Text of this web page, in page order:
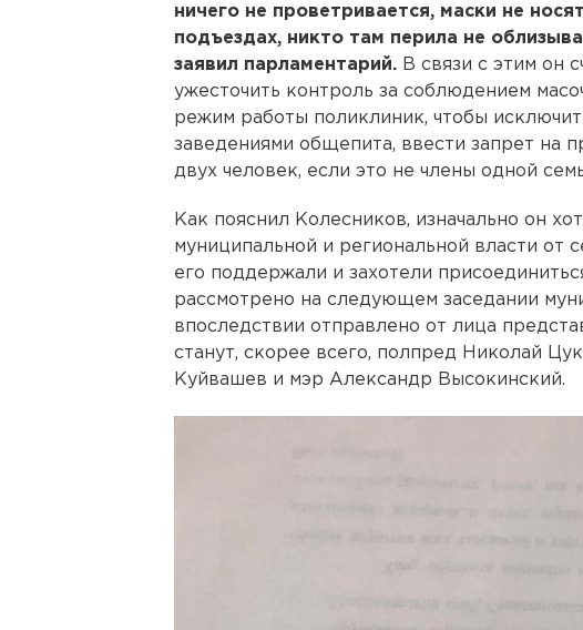
ничего не проветривается, маски не
подъездах, никто там перила не
заявил парламентарий. В связи с этим он
ужесточить контроль за соблюдением
режим работы поликлиник, чтобы
заведениями общепита, ввести запрет на
двух человек, если это не члены одной
Как пояснил Колесников, изначально он
муниципальной и региональной власти от
его поддержали и захотели
рассмотрено на следующем заседании
впоследствии отправлено от лица
станут, скорее всего, полпред Николай
Куйвашев и мэр Александр Высокинский.